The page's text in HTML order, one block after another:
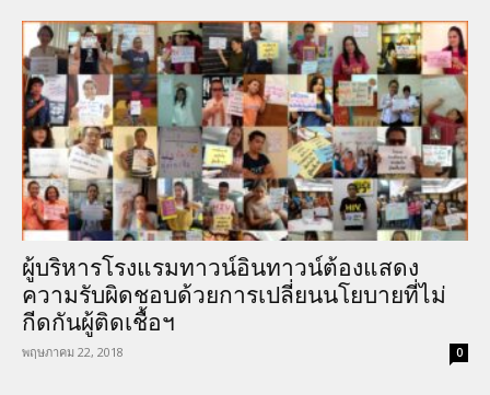
ผู้บริหารโรงแรมทาวน์อินทาวน์ต้องแสดง
ความรับผิดชอบด้วยการเปลี่ยนนโยบายที่ไม่
กีดกันผู้ติดเชื้อฯ
พฤษภาคม 22, 2018 0